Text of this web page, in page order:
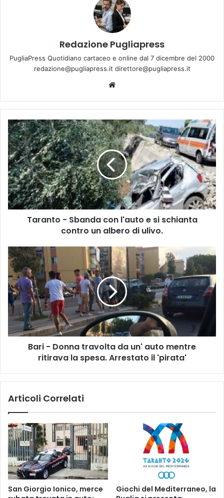
Redazione Pugliapress
PugliaPress Quotidiano cartaceo e online dal 7 dicembre del 2000
redazione@pugliapress.it direttore@pugliapress.it
te
T
a
r
a
n
t
o
-
S
d
a
o
n
l
'
u
s
s
i
a
n
t
a
c
o
Taranto - Sbanda con l'auto e si schianta
contro un albero di ulivo.
B
a
i
-
D
o
n
o
a
d
a
u
n
a
Bari - Donna travolta da un' auto mentre
ritirava la spesa. Arrestato il 'pirata'
Articoli Correlati
San Giorgio Ionico, merce
Giochi del Mediterraneo, la